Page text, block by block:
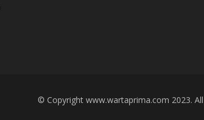
© Copyright www.wartaprima.com 2023. All